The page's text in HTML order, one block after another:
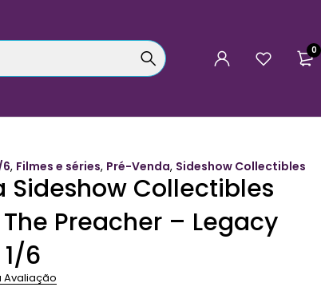
0
6, Filmes e séries, Pré-Venda, Sideshow Collectibles
Sideshow Collectibles
Preacher – Legacy
6
Avaliação